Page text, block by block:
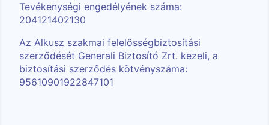
Tevékenységi engedélyének száma:
204121402130
Az Alkusz szakmai felelősségbiztosítási
szerződését Generali Biztosító Zrt. kezeli, a
biztosítási szerződés kötvényszáma:
95610901922847101